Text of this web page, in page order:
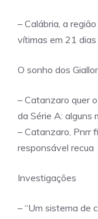
– Calábria, a
vítimas em 21 dias
O sonho dos
– Catanzaro quer
da Série A: alguns
– Catanzaro, Pnrr
responsável recua
Investigações
– “Um sistema de